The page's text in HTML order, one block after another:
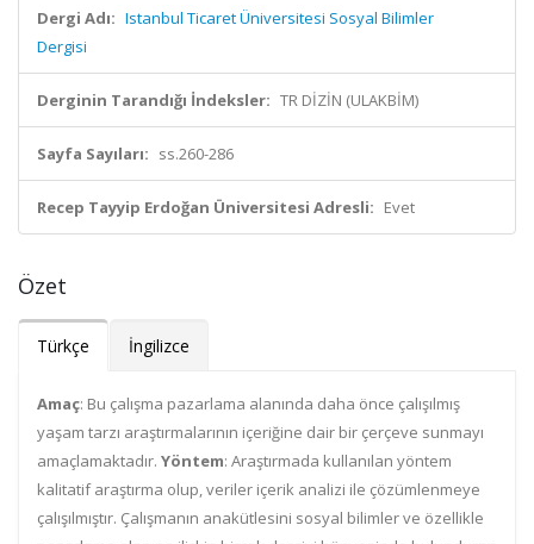
Dergi Adı: Istanbul Ticaret Üniversitesi Sosyal Bilimler
Dergisi
Derginin Tarandığı İndeksler: TR DİZİN (ULAKBİM)
Sayfa Sayıları: ss.260-286
Recep Tayyip Erdoğan Üniversitesi Adresli: Evet
Özet
Türkçe İngilizce
Amaç: Bu çalışma pazarlama alanında daha önce çalışılmış
yaşam tarzı araştırmalarının içeriğine dair bir çerçeve sunmayı
amaçlamaktadır. Yöntem: Araştırmada kullanılan yöntem
kalitatif araştırma olup, veriler içerik analizi ile çözümlenmeye
çalışılmıştır. Çalışmanın anakütlesini sosyal bilimler ve özellikle